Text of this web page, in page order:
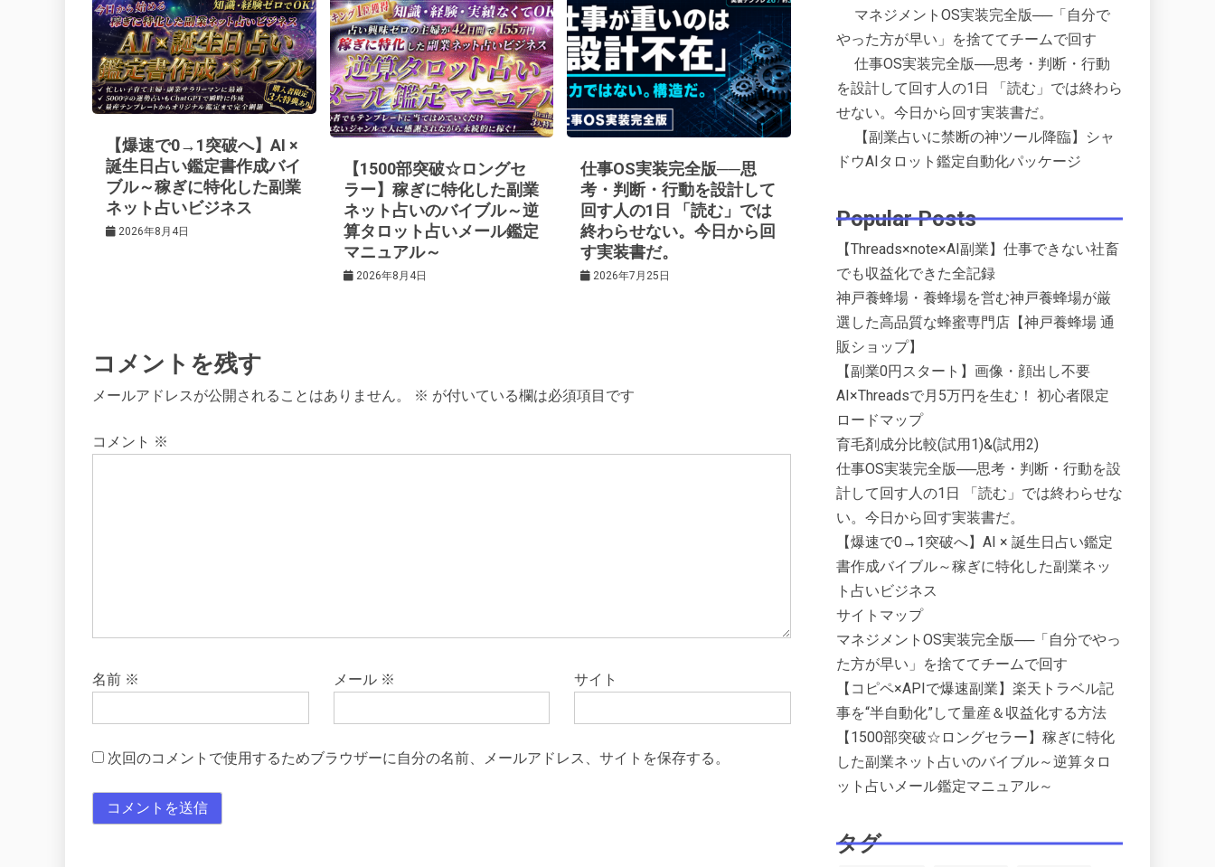
k
t
ビ
ゲ
ー
シ
ョ
【爆速で0→1突破へ】AI ×
誕生日占い鑑定書作成バイ
ブル～稼ぎに特化した副業
ネット占いビジネス
2026年8月4日
【1500部突破☆ロングセ
ラー】稼ぎに特化した副業
ネット占いのバイブル～逆
算タロット占いメール鑑定
マニュアル～
2026年8月4日
仕事OS実装完全版──思
考・判断・行動を設計して
回す人の1日 「読む」では
終わらせない。今日から回
す実装書だ。
2026年7月25日
コメントを残す
メールアドレスが公開されることはありません。 ※ が付いている欄は必須項目です
コメント ※
名前 ※ メール ※ サイト
次回のコメントで使用するためブラウザーに自分の名前、メールアドレス、サイトを保存する。
マネジメントOS実装完全版──「自分で
やった方が早い」を捨ててチームで回す
仕事OS実装完全版──思考・判断・行動
を設計して回す人の1日 「読む」では終わら
せない。今日から回す実装書だ。
【副業占いに禁断の神ツール降臨】シャ
ドウAIタロット鑑定自動化パッケージ
Popular Posts
【Threads×note×AI副業】仕事できない社畜
でも収益化できた全記録
神戸養蜂場・養蜂場を営む神戸養蜂場が厳
選した高品質な蜂蜜専門店【神戸養蜂場 通
販ショップ】
【副業0円スタート】画像・顔出し不要
AI×Threadsで月5万円を生む！ 初心者限定
ロードマップ
育毛剤成分比較(試用1)&(試用2)
仕事OS実装完全版──思考・判断・行動を設
計して回す人の1日 「読む」では終わらせな
い。今日から回す実装書だ。
【爆速で0→1突破へ】AI × 誕生日占い鑑定
書作成バイブル～稼ぎに特化した副業ネッ
ト占いビジネス
サイトマップ
マネジメントOS実装完全版──「自分でやっ
た方が早い」を捨ててチームで回す
【コピペ×APIで爆速副業】楽天トラベル記
事を“半自動化”して量産＆収益化する方法
【1500部突破☆ロングセラー】稼ぎに特化
した副業ネット占いのバイブル～逆算タロ
ット占いメール鑑定マニュアル～
タグ